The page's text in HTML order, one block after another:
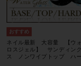
ネイル最新 大容量 【ウォ
ロスジェル】 サンディン
ス ノンワイプトップ ハ